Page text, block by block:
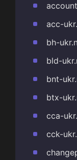
acc-
bh-
bld-
bnt-
btx-
cca-
cck-